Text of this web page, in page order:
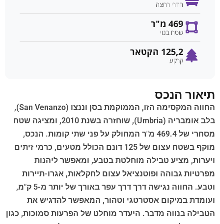
חדרי רחצה
469 מ"ר
שטח בנוי
125,2 הקטאר
קרקע
תיאור הנכס
החווה המקסימה הזו, הממוקמת בסן וננצו (San Venanzo),
בלב אומבריה (Umbria), שוחזרה בשנת 2010, ומציגה שטח
מסחרי של 469.4 מ"ר המחולק על פני שתי קומות. הנכס,
מוקף בשטח עצום של 125 דונם הכולל מטעים, כרמי זיתים
ויערות, מציע טבילה מוחלטת בטבע, ומאפשר ליהנות
מפרטיות גבוהה ופוטנציאל עצום לחקלאות, אגרו-תיירות
וטבע. החווה נגישה דרך דרך עפר באורך של יותר מ-5 ק"מ,
ועומדת במיקום אסטרטגי וטהור, המאפשר להדגיש את
הטבילה בנווה מדבר. היעדר מוחלט של הפרעות סמוכות, כגון